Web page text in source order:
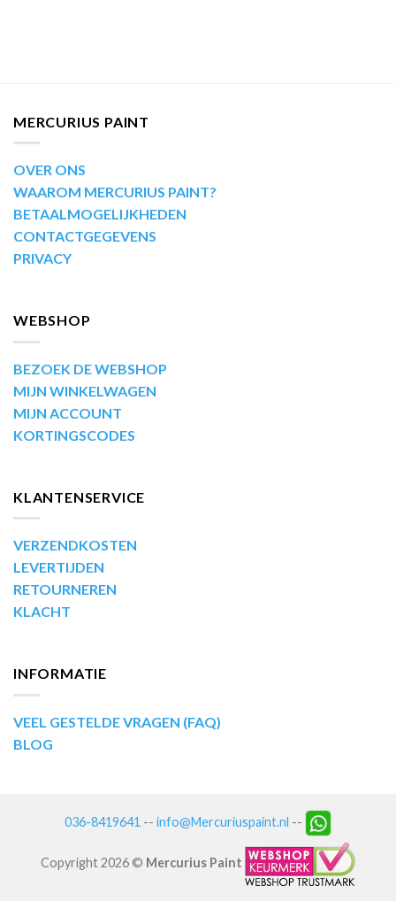
MERCURIUS PAINT
OVER ONS
WAAROM MERCURIUS PAINT?
BETAALMOGELIJKHEDEN
CONTACTGEGEVENS
PRIVACY
WEBSHOP
BEZOEK DE WEBSHOP
MIJN WINKELWAGEN
MIJN ACCOUNT
KORTINGSCODES
KLANTENSERVICE
VERZENDKOSTEN
LEVERTIJDEN
RETOURNEREN
KLACHT
INFORMATIE
VEEL GESTELDE VRAGEN (FAQ)
BLOG
036-8419641 -- info@Mercuriuspaint.nl --
Copyright 2026 © Mercurius Paint